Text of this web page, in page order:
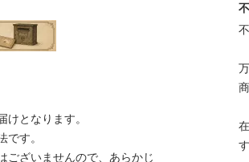
となります。
す。
ございませんので、あらかじ
す